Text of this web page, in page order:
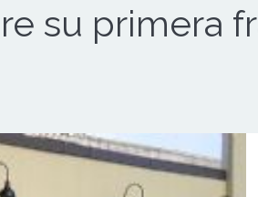
su primera